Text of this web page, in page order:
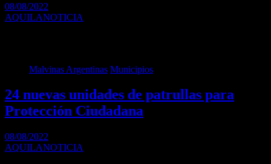
08/08/2022
AQUILANOTICIA
Malvinas Argentinas Municipios
24 nuevas unidades de patrullas para
Protección Ciudadana
08/08/2022
AQUILANOTICIA